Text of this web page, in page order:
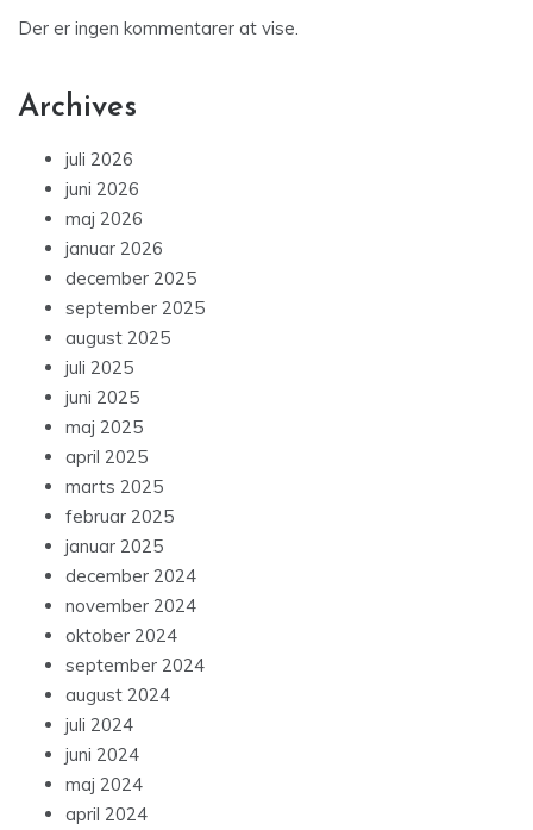
Der er ingen kommentarer at vise.
Archives
juli 2026
juni 2026
maj 2026
januar 2026
december 2025
september 2025
august 2025
juli 2025
juni 2025
maj 2025
april 2025
marts 2025
februar 2025
januar 2025
december 2024
november 2024
oktober 2024
september 2024
august 2024
juli 2024
juni 2024
maj 2024
april 2024